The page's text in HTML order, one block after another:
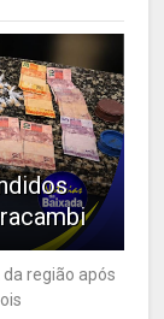
região após